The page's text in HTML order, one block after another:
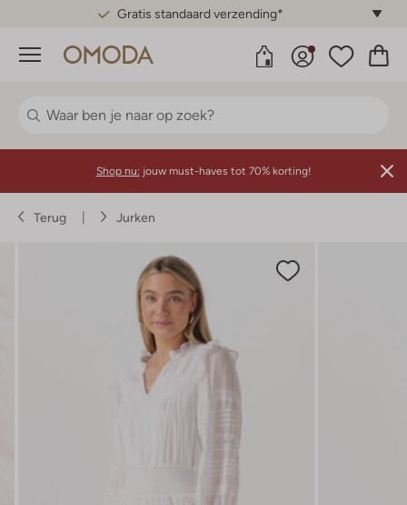
Gratis standaard verzending*
Menu
Shop nu: jouw must-haves tot 70% korting!
Terug Jurken